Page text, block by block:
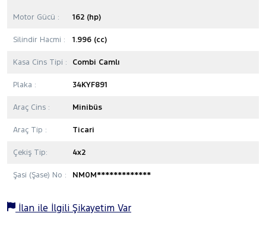
Motor Gücü : 162 (hp)
Silindir Hacmi : 1.996 (cc)
Kasa Cins Tipi : Combi Camlı
Plaka : 34KYF891
Araç Cins : Minibüs
Araç Tip : Ticari
Çekiş Tip: 4x2
Şasi (Şase) No : NM0M*************
İlan ile İlgili Şikayetim Var